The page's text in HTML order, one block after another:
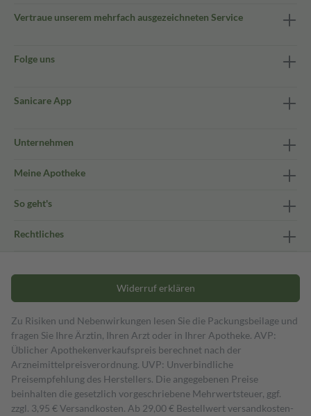
Vertraue unserem mehrfach ausgezeichneten Service
Folge uns
Sanicare App
Unternehmen
Meine Apotheke
So geht's
Rechtliches
Widerruf erklären
Zu Risiken und Nebenwirkungen lesen Sie die Packungsbeilage und
fragen Sie Ihre Ärztin, Ihren Arzt oder in Ihrer Apotheke. AVP:
Üblicher Apothekenverkaufspreis berechnet nach der
Arzneimittelpreisverordnung. UVP: Unverbindliche
Preisempfehlung des Herstellers. Die angegebenen Preise
beinhalten die gesetzlich vorgeschriebene Mehrwertsteuer, ggf.
zzgl. 3,95 € Versandkosten. Ab 29,00 € Bestell­wert versand­kosten­